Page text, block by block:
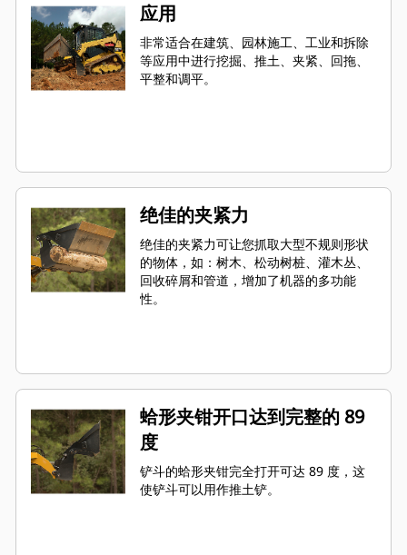
应用
非常适合在建筑、园林施工、工业和拆除
等应用中进行挖掘、推土、夹紧、回拖、
平整和调平。
绝佳的夹紧力
绝佳的夹紧力可让您抓取大型不规则形状
的物体，如：树木、松动树桩、灌木丛、
回收碎屑和管道，增加了机器的多功能
性。
蛤形夹钳开口达到完整的 89
度
铲斗的蛤形夹钳完全打开可达 89 度，这
使铲斗可以用作推土铲。